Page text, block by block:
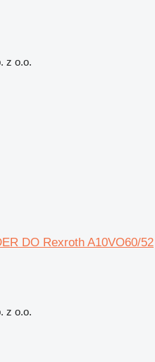
z o.o.
DO Rexroth A10VO60/52
z o.o.